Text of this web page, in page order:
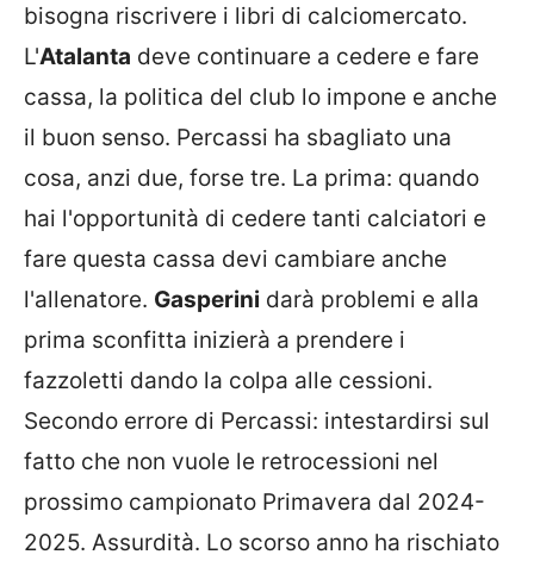
bisogna riscrivere i libri di calciomercato.
L'Atalanta deve continuare a cedere e fare
cassa, la politica del club lo impone e anche
il buon senso. Percassi ha sbagliato una
cosa, anzi due, forse tre. La prima: quando
hai l'opportunità di cedere tanti calciatori e
fare questa cassa devi cambiare anche
l'allenatore. Gasperini darà problemi e alla
prima sconfitta inizierà a prendere i
fazzoletti dando la colpa alle cessioni.
Secondo errore di Percassi: intestardirsi sul
fatto che non vuole le retrocessioni nel
prossimo campionato Primavera dal 2024-
2025. Assurdità. Lo scorso anno ha rischiato